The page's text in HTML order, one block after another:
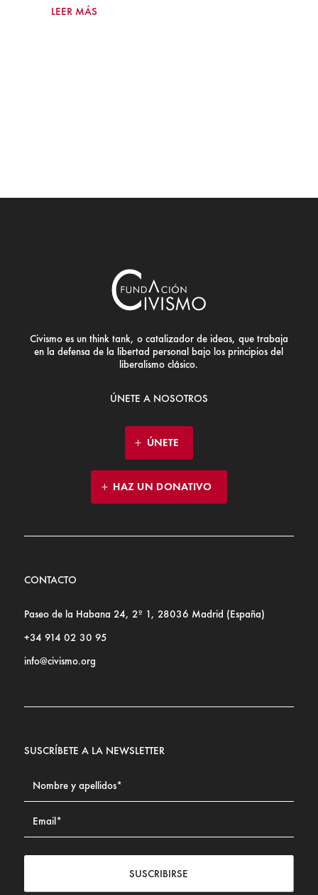
LEER MÁS
Civismo es un think tank, o catalizador de ideas, que trabaja
en la defensa de la libertad personal bajo los principios del
liberalismo clásico.
ÚNETE A NOSOTROS
ÚNETE
HAZ UN DONATIVO
CONTACTO
Paseo de la Habana 24, 2º 1, 28036 Madrid (España)
+34 914 02 30 95
info@civismo.org
SUSCRÍBETE A LA NEWSLETTER
SUSCRIBIRSE